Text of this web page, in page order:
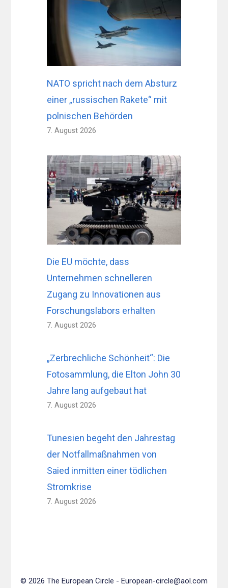
NATO spricht nach dem Absturz
einer „russischen Rakete“ mit
polnischen Behörden
7. August 2026
Die EU möchte, dass
Unternehmen schnelleren
Zugang zu Innovationen aus
Forschungslabors erhalten
7. August 2026
„Zerbrechliche Schönheit“: Die
Fotosammlung, die Elton John 30
Jahre lang aufgebaut hat
7. August 2026
Tunesien begeht den Jahrestag
der Notfallmaßnahmen von
Saied inmitten einer tödlichen
Stromkrise
7. August 2026
© 2026 The European Circle - European-circle@aol.com